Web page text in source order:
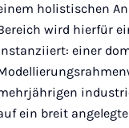
holistischen
wird hierfür
einer
ein breit